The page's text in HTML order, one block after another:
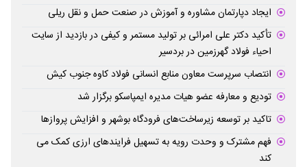
ایجاد دپارتمان مشاوره و آموزش در صنعت حمل و نقل ریلی
تأکید دکتر علی امرائی بر تولید مستمر و کیفی در بازدید از سایت
احیاء فولاد گهرزمین در بردسیر
انتصاب سرپرست معاون منابع انسانی فولاد کاوه جنوب کیش
تودیع و معارفه عضو هیات مدیره ایمپاسکو برگزار شد
تاکید بر توسعه زیرساخت‌های فرودگاه بوشهر و افزایش پروازها
فهم مشترک و وحدت رویه به تسهیل فرایندهای ارزی کمک می
کند